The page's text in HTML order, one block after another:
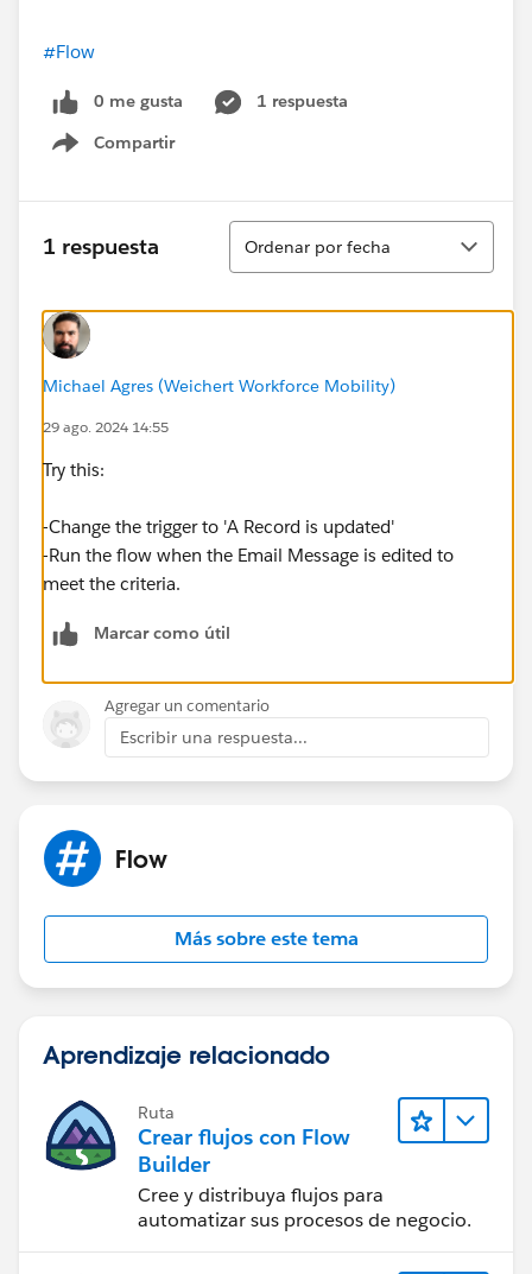
#Flow
0 me gusta
1 respuesta
Compartir
Show menu
1 respuesta
Ordenar
Ordenar por fecha
Michael Agres (Weichert Workforce Mobility)
29 ago. 2024 14:55
Try this:
-Change the trigger to 'A Record is updated'
-Run the flow when the Email Message is edited to
meet the criteria.
Marcar como útil
Agregar un comentario
Escribir una respuesta...
Flow
Más sobre este tema
Aprendizaje relacionado
Ruta
Crear flujos con Flow
Builder
Cree y distribuya flujos para
automatizar sus procesos de negocio.